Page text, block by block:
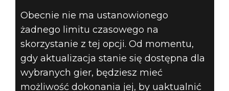
Obecnie nie ma ustanowionego
żadnego limitu czasowego na
skorzystanie z tej opcji. Od momentu,
gdy aktualizacja stanie się dostępna dla
wybranych gier, będziesz mieć
możliwość dokonania jej, by uaktualnić